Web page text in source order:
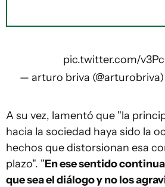
pic.twitter.com/
— arturo briva (@arturobriva)
A su vez, lamentó que "la
hacia la sociedad haya sido la
hechos que distorsionan esa
plazo". "En ese sentido
que sea el diálogo y no los